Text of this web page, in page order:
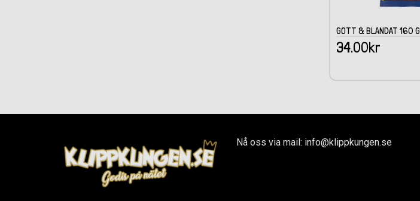
GOTT & BLANDAT 160 G
34.00kr
Nå oss via mail: info@klippkungen.se